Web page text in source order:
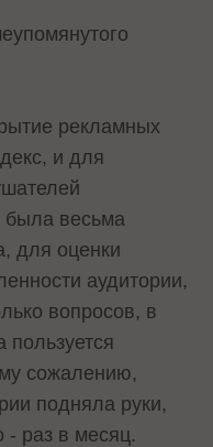
рекламных
и для
была весьма
для оценки
аудитории,
вопросов, в
пользуется
сожалению,
подняла руки,
- раз в месяц.